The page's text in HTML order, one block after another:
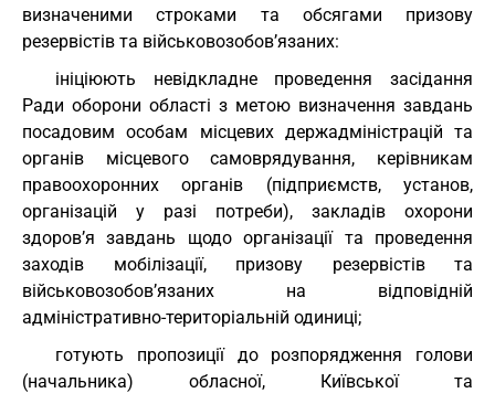
визначеними строками та обсягами призову
резервістів та військовозобов’язаних:
ініціюють невідкладне проведення засідання
Ради оборони області з метою визначення завдань
посадовим особам місцевих держадміністрацій та
органів місцевого самоврядування, керівникам
правоохоронних органів (підприємств, установ,
організацій у разі потреби), закладів охорони
здоров’я завдань щодо організації та проведення
заходів мобілізації, призову резервістів та
військовозобов’язаних на відповідній
адміністративно-територіальній одиниці;
готують пропозиції до розпорядження голови
(начальника) обласної, Київської та